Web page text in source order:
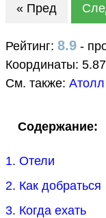
« Пред
Рейтинг: 8.9 -
Координаты:
См. также:
Содержание:
1. Отели
2. Как добраться
3. Когда ехать